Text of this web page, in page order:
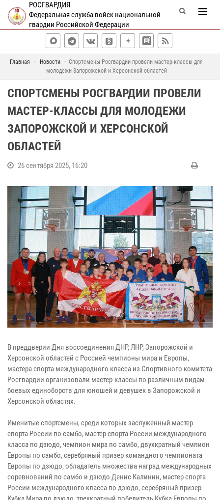
РОСГВАРДИЯ
Федеральная служба войск национальной
гвардии Российской Федерации
Главная Новости
Спортсмены Росгвардии провели мастер-классы для
молодежи Запорожской и Херсонской областей
СПОРТСМЕНЫ РОСГВАРДИИ ПРОВЕЛИ
МАСТЕР-КЛАССЫ ДЛЯ МОЛОДЕЖИ
ЗАПОРОЖСКОЙ И ХЕРСОНСКОЙ
ОБЛАСТЕЙ
26 сентября 2025, 16:20
В преддверии Дня воссоединения ДНР, ЛНР, Запорожской и
Херсонской областей с Россией чемпионы мира и Европы,
мастера спорта международного класса из Спортивного комитета
Росгвардии организовали мастер-классы по различным видам
боевых единоборств для юношей и девушек в Запорожской и
Херсонской областях.
Именитые спортсмены, среди которых заслуженный мастер
спорта России по самбо, мастер спорта России международного
класса по дзюдо, чемпион мира по самбо, двухкратный чемпион
Европы по самбо, серебряный призер командного чемпионата
Европы по дзюдо, обладатель множества наград международных
соревнований по самбо и дзюдо Денис Калинин, мастер спорта
России международного класса по дзюдо, серебряный призер